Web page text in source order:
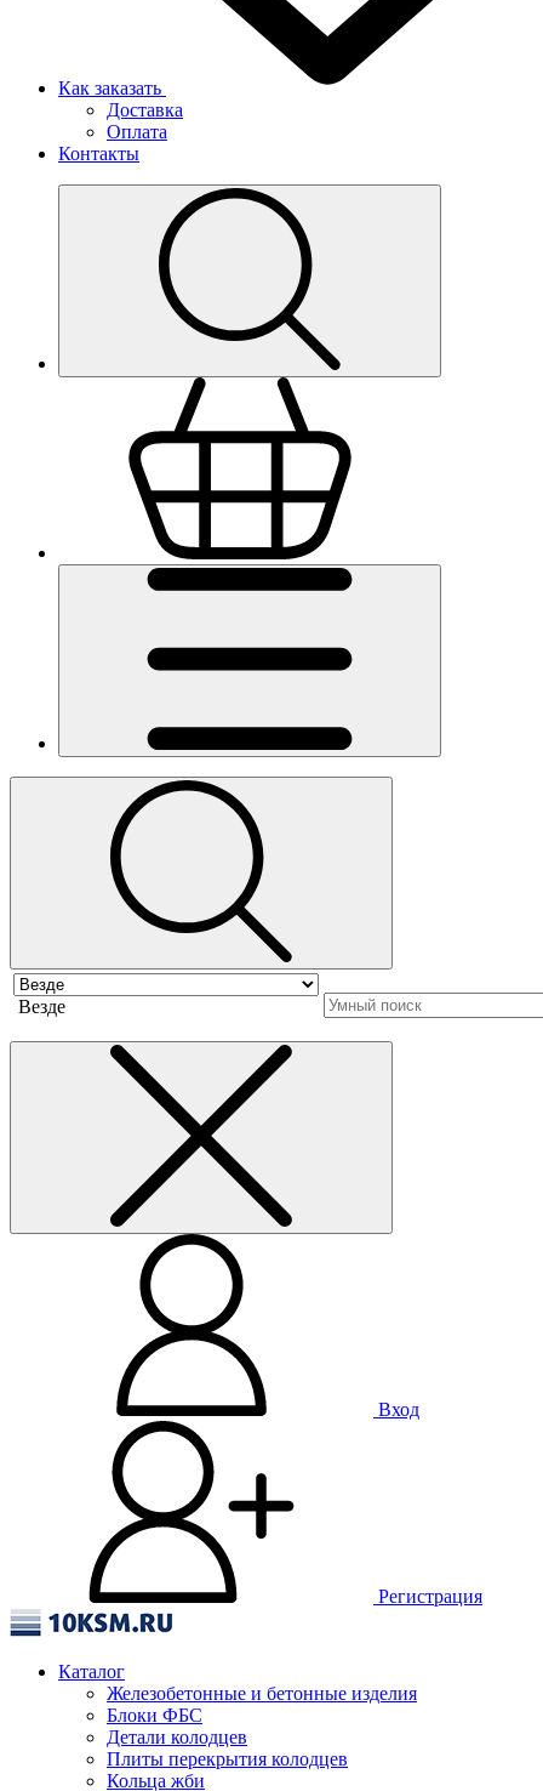
Как заказать
Доставка
Оплата
Контакты
Везде
Вход
Регистрация
Каталог
Железобетонные и бетонные изделия
Блоки ФБС
Детали колодцев
Плиты перекрытия колодцев
Кольца жби